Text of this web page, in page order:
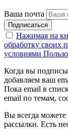
Ваша почта
Подписаться
Нажимая на
обработку своих
условиями
Когда вы
добавляем ваш
Пока email в
email по темам,
Вы всегда можете
рассылки. Есть